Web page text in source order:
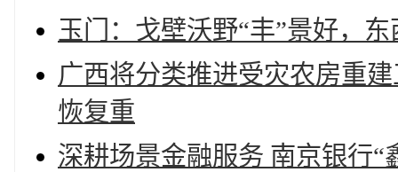
玉门：戈壁沃野“丰”景好，
广西将分类推进受灾农房重
恢复重
深耕场景金融服务 南京银行